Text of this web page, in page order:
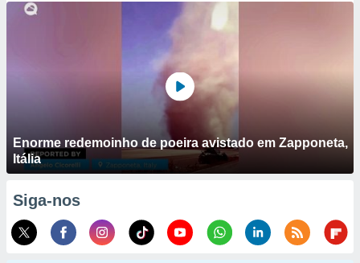
Enorme redemoinho de poeira avistado em Zapponeta,
Itália
Siga-nos